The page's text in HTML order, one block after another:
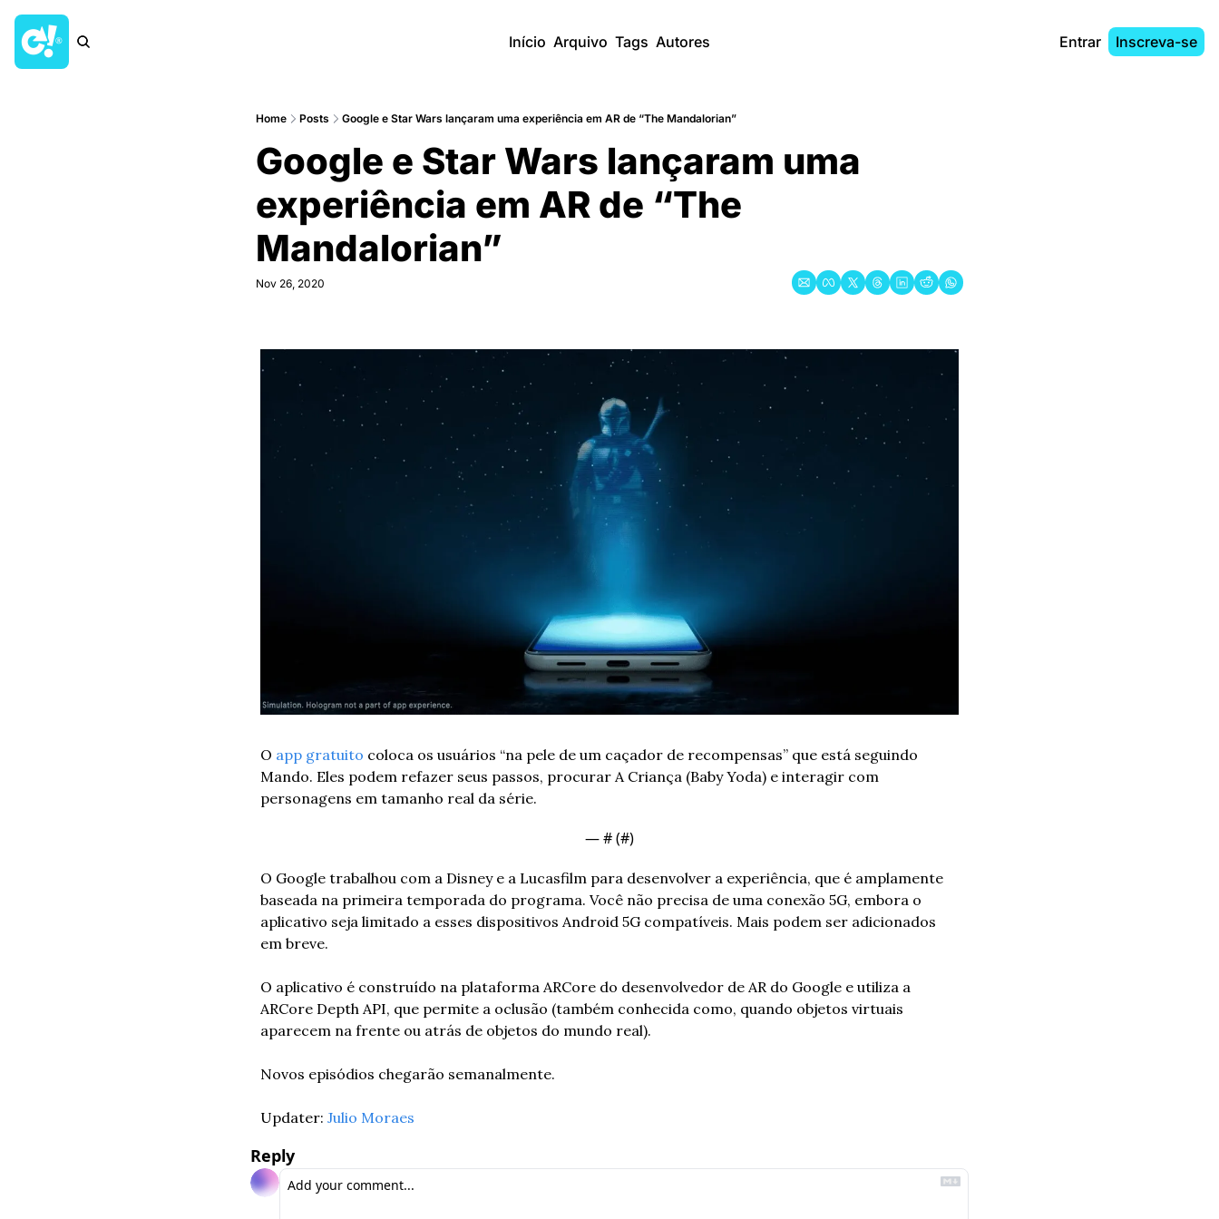
Início Arquivo Tags Autores Entrar Inscreva-se
Home Posts Google e Star Wars lançaram uma experiência em AR de “The Mandalorian”
Google e Star Wars lançaram uma
experiência em AR de “The
Mandalorian”
Nov 26, 2020
O app gratuito coloca os usuários “na pele de um caçador de recompensas” que está seguindo
Mando. Eles podem refazer seus passos, procurar A Criança (Baby Yoda) e interagir com
personagens em tamanho real da série.
— # (#)
O Google trabalhou com a Disney e a Lucasfilm para desenvolver a experiência, que é amplamente
baseada na primeira temporada do programa. Você não precisa de uma conexão 5G, embora o
aplicativo seja limitado a esses dispositivos Android 5G compatíveis. Mais podem ser adicionados
em breve.
O aplicativo é construído na plataforma ARCore do desenvolvedor de AR do Google e utiliza a
ARCore Depth API, que permite a oclusão (também conhecida como, quando objetos virtuais
aparecem na frente ou atrás de objetos do mundo real).
Novos episódios chegarão semanalmente.
Updater: Julio Moraes
Reply